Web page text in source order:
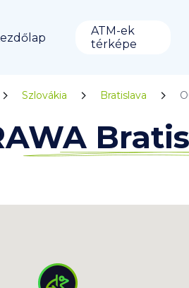
ATM-ek
térképe
Szlovákia Bratislava